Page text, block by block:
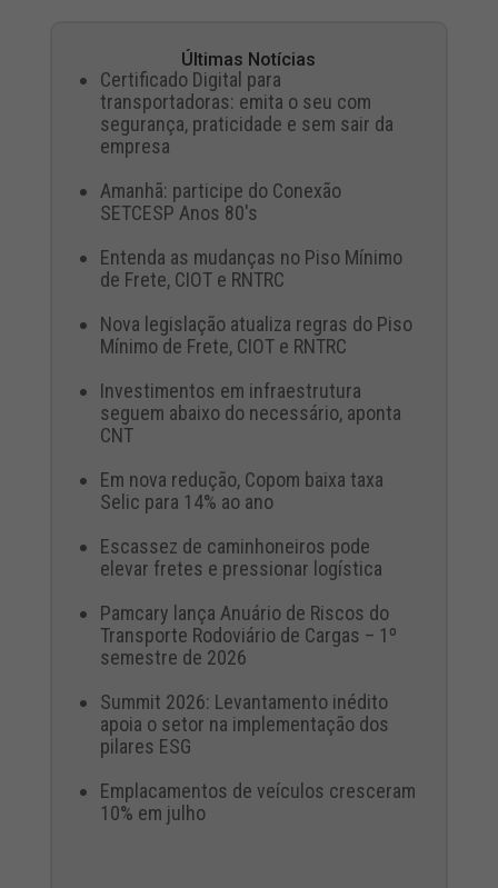
Últimas Notícias
Certificado Digital para
transportadoras: emita o seu com
segurança, praticidade e sem sair da
empresa
Amanhã: participe do Conexão
SETCESP Anos 80's
Entenda as mudanças no Piso Mínimo
de Frete, CIOT e RNTRC
Nova legislação atualiza regras do Piso
Mínimo de Frete, CIOT e RNTRC
Investimentos em infraestrutura
seguem abaixo do necessário, aponta
CNT
Em nova redução, Copom baixa taxa
Selic para 14% ao ano
Escassez de caminhoneiros pode
elevar fretes e pressionar logística
Pamcary lança Anuário de Riscos do
Transporte Rodoviário de Cargas – 1º
semestre de 2026
Summit 2026: Levantamento inédito
apoia o setor na implementação dos
pilares ESG
Emplacamentos de veículos cresceram
10% em julho